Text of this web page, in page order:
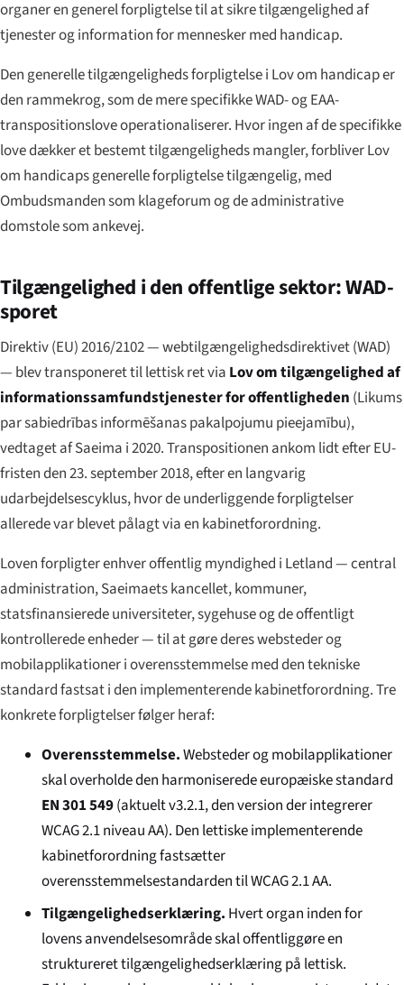
organer en generel forpligtelse til at sikre tilgængelighed af
tjenester og information for mennesker med handicap.
Den generelle tilgængeligheds forpligtelse i Lov om handicap er
den rammekrog, som de mere specifikke WAD- og EAA-
transpositionslove operationaliserer. Hvor ingen af de specifikke
love dækker et bestemt tilgængeligheds mangler, forbliver Lov
om handicaps generelle forpligtelse tilgængelig, med
Ombudsmanden som klageforum og de administrative
domstole som ankevej.
Tilgængelighed i den offentlige sektor: WAD-
sporet
Direktiv (EU) 2016/2102 — webtilgængelighedsdirektivet (WAD)
— blev transponeret til lettisk ret via Lov om tilgængelighed af
informationssamfundstjenester for offentligheden (Likums
par sabiedrības informēšanas pakalpojumu pieejamību),
vedtaget af Saeima i 2020. Transpositionen ankom lidt efter EU-
fristen den 23. september 2018, efter en langvarig
udarbejdelsescyklus, hvor de underliggende forpligtelser
allerede var blevet pålagt via en kabinetforordning.
Loven forpligter enhver offentlig myndighed i Letland — central
administration, Saeimaets kancellet, kommuner,
statsfinansierede universiteter, sygehuse og de offentligt
kontrollerede enheder — til at gøre deres websteder og
mobilapplikationer i overensstemmelse med den tekniske
standard fastsat i den implementerende kabinetforordning. Tre
konkrete forpligtelser følger heraf:
Overensstemmelse.Websteder og mobilapplikationer
skal overholde den harmoniserede europæiske standard
EN 301 549(aktuelt v3.2.1, den version der integrerer
WCAG 2.1 niveau AA). Den lettiske implementerende
kabinetforordning fastsætter
overensstemmelsestandarden til WCAG 2.1 AA.
Tilgængelighedserklæring. Hvert organ inden for
lovens anvendelsesområde skal offentliggøre en
struktureret tilgængelighedserklæring på lettisk.